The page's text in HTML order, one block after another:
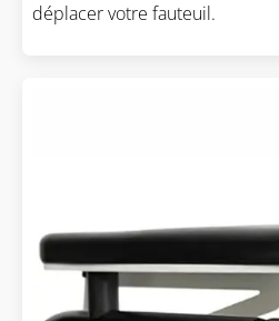
déplacer votre fauteuil.